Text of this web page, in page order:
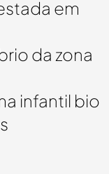
em
da zona
infantil bio